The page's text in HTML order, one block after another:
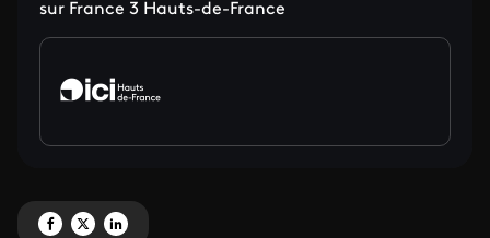
sur France 3 Hauts-de-France
Partagez 'Vous êtes formidables ' sur Facebook
Partagez 'Vous êtes formidables ' sur X
Partagez 'Vous êtes formidables ' sur LinkedIn